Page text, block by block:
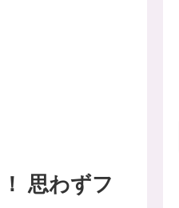
思わずフ